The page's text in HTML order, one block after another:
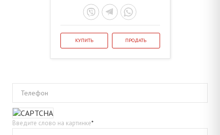
КУПИТЬ ПРОДАТЬ
Телефон
Введите слово на картинке*